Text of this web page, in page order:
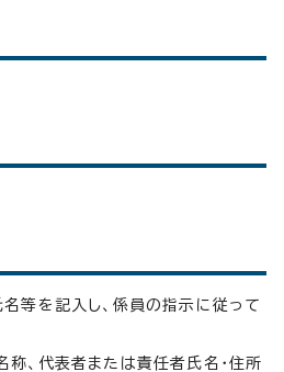
名等を記入し、係員の指示に従って
称、代表者または責任者氏名・住所